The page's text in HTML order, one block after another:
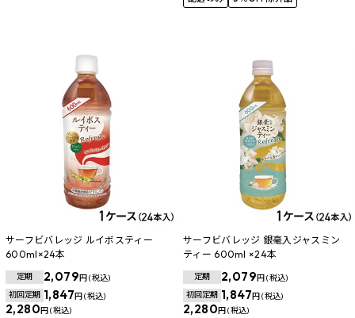
サーフビバレッジ ルイボスティー
600ml×24本
定期 2,079円 (税込)
初回定期 1,847円 (税込)
2,280円 (税込)
サーフビバレッジ 銀毫入ジャスミン
ティー 600ml ×24本
定期 2,079円 (税込)
初回定期 1,847円 (税込)
2,280円 (税込)